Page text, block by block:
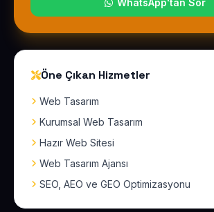
WhatsApp'tan Sor
Öne Çıkan Hizmetler
Web Tasarım
Kurumsal Web Tasarım
Hazır Web Sitesi
Web Tasarım Ajansı
SEO, AEO ve GEO Optimizasyonu